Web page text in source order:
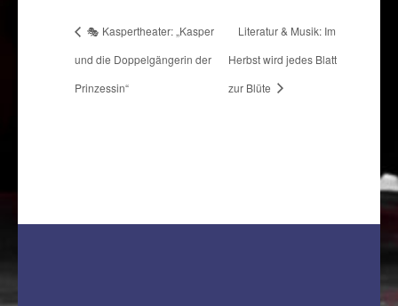
🎭 Kaspertheater: „Kasper
und die Doppelgängerin der
Prinzessin“
Literatur & Musik: Im
Herbst wird jedes Blatt
zur Blüte